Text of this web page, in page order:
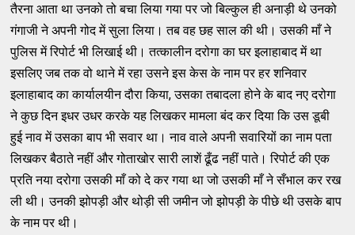
तैरना आता था उनको तो बचा लिया गया पर जो बिल्कुल ही अनाड़ी थे उनको
गंगाजी ने अपनी गोद में सुला लिया। तब वह छह साल की थी। उसकी माँ ने
पुलिस में रिपोर्ट भी लिखाई थी। तत्कालीन दरोगा का घर इलाहाबाद में था
इसलिए जब तक वो थाने में रहा उसने इस केस के नाम पर हर शनिवार
इलाहाबाद का कार्यालयीन दौरा किया, उसका तबादला होने के बाद नए दरोगा
ने कुछ दिन इधर उधर करके यह लिखकर मामला बंद कर दिया कि उस डूबी
हुई नाव में उसका बाप भी सवार था। नाव वाले अपनी सवारियों का नाम पता
लिखकर बैठाते नहीं और गोताखोर सारी लाशें ढूँढ नहीं पाते। रिपोर्ट की एक
प्रति नया दरोगा उसकी माँ को दे कर गया था जो उसकी माँ ने सँभाल कर रख
ली थी। उनकी झोपड़ी और थोड़ी सी जमीन जो झोपड़ी के पीछे थी उसके बाप
के नाम पर थी।